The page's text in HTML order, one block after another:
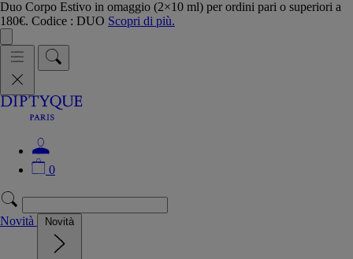
Duo Corpo Estivo in omaggio (2×10 ml) per ordini pari o superiori a
180€. Codice : DUO Scopri di più.
0
Novità Novità